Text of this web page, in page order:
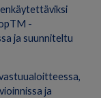
-
ja suunniteltu
ja